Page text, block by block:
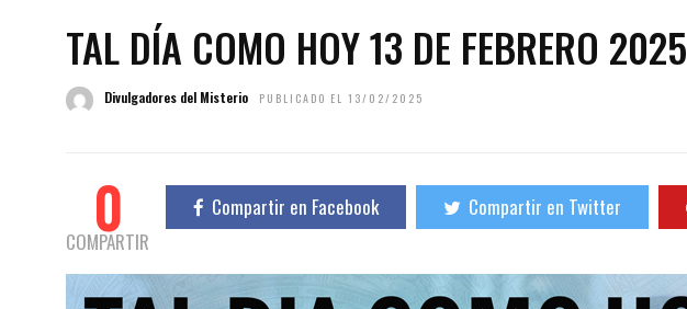
TAL DÍA COMO HOY 13 DE FEBRERO 2025
Divulgadores del Misterio PUBLICADO EL 13/02/2025
0
COMPARTIR
Compartir en Facebook Compartir en Twitter